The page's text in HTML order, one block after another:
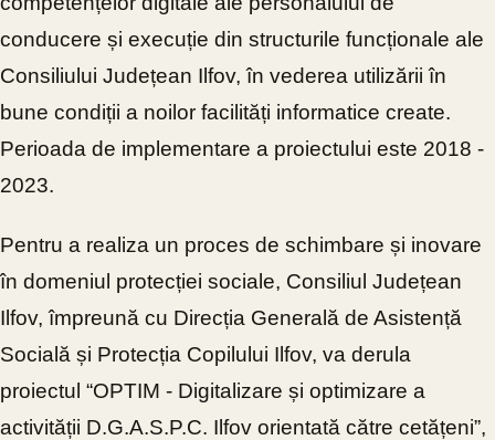
conducere și execuție din structurile funcționale ale
Consiliului Județean Ilfov, în vederea utilizării în
bune condiții a noilor facilități informatice create.
Perioada de implementare a proiectului este 2018 -
2023.
Pentru a realiza un proces de schimbare și inovare
în domeniul protecției sociale, Consiliul Județean
Ilfov, împreună cu Direcția Generală de Asistență
Socială și Protecția Copilului Ilfov, va derula
proiectul “OPTIM - Digitalizare și optimizare a
activității D.G.A.S.P.C. Ilfov orientată către cetățeni”,